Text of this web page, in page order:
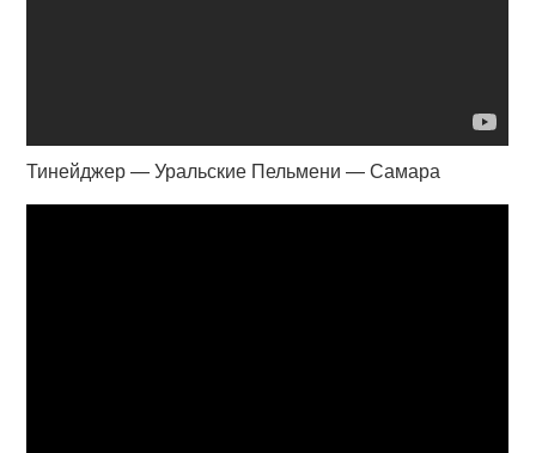
Тинейджер — Уральские Пельмени — Самара